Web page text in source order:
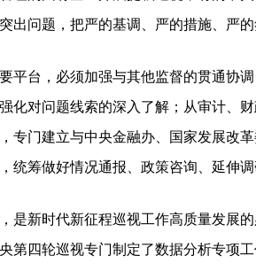
出问题，把严的基调、严的措施、严
台，必须加强与其他监督的贯通协调
化对问题线索的深入了解；从审计、
专门建立与中央金融办、国家发展改
统筹做好情况通报、政策咨询、延伸
新时代新征程巡视工作高质量发展的
第四轮巡视专门制定了数据分析专项